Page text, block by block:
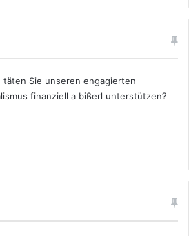
Sie unseren engagierten
finanziell a bißerl unterstützen?